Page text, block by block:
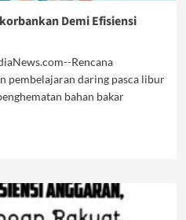
Demi Efisiensi
Rencana
pembelajaran daring pasca libur
bahan bakar